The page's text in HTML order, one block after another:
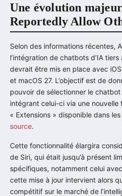
Une évolution
Reportedly Allow
Selon des informations récentes,
l’intégration de chatbots d’IA
devrait être mis en place avec iOS
et macOS 27. L’objectif est de
pouvoir de sélectionner le
intégrant celui-ci via une nouvelle
« Extensions » disponible dans
source.
Cette fonctionnalité élargira
de Siri, qui était jusqu’à présent
spécifiques, notamment celui
cette mise à jour intervient alors
compétitif sur le marché de